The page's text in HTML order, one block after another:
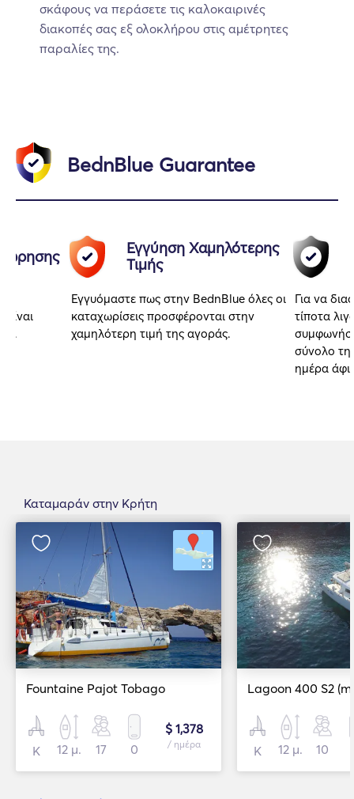
σκάφους να περάσετε τις καλοκαιρινές
διακοπές σας εξ ολοκλήρου στις αμέτρητες
παραλίες της.
BednBlue Guarantee
Εγγύηση Χαμηλότερης
Τιμής
Εγγυόμαστε πως στην BednBlue όλες οι
καταχωρίσεις προσφέρονται στην
χαμηλότερη τιμή της αγοράς.
Για να
τίποτα
σύνολο
ημέρα
Καταμαράν στην Κρήτη
Fountaine Pajot Tobago
Κ 12 μ. 17 0
$ 1,378
/ ημέρα Κ 12 μ. 10